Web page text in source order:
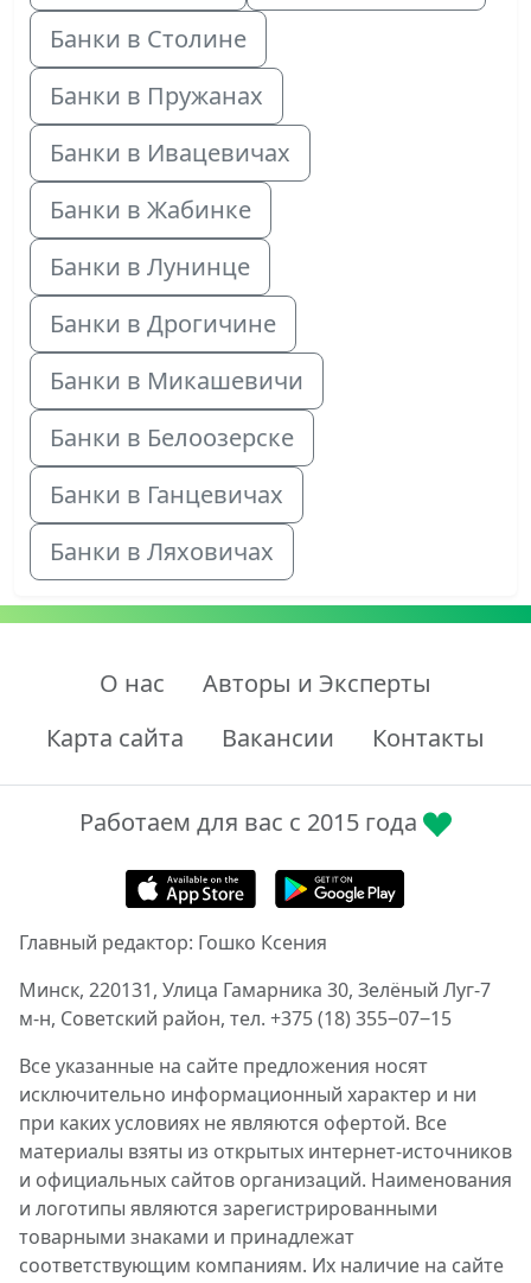
Банки в Столине
Банки в Пружанах
Банки в Ивацевичах
Банки в Жабинке
Банки в Лунинце
Банки в Дрогичине
Банки в Микашевичи
Банки в Белоозерске
Банки в Ганцевичах
Банки в Ляховичах
О нас
Авторы и Эксперты
Карта сайта
Вакансии Контакты
Работаем для вас с 2015 года
Главный редактор: Гошко Ксения
Минск, 220131, Улица Гамарника 30, Зелёный Луг-7
м-н, Советский район, тел. +375 (18) 355‒07‒15
Все указанные на сайте предложения носят
исключительно информационный характер и ни
при каких условиях не являются офертой. Все
материалы взяты из открытых интернет-источников
и официальных сайтов организаций. Наименования
и логотипы являются зарегистрированными
товарными знаками и принадлежат
соответствующим компаниям. Их наличие на сайте